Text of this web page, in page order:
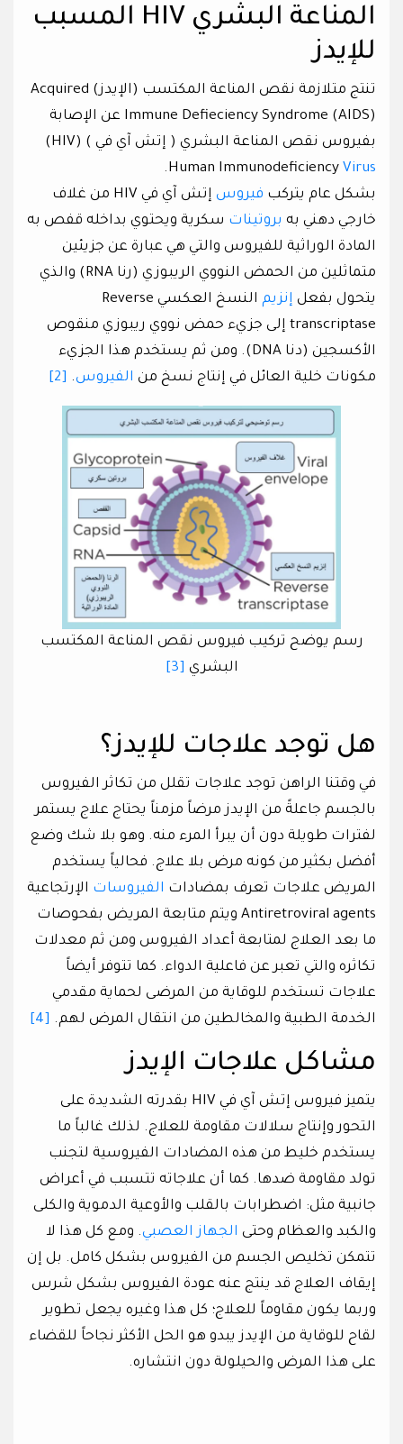
المناعة البشري HIV المسبب
للإيدز
تنتج متلازمة نقص المناعة المكتسب (الإيدز) Acquired
Immune Defieciency Syndrome (AIDS) عن الإصابة
بفيروس نقص المناعة البشري ( إتش آي في ) (HIV)
Human Immunodeficiency Virus
.
بشكل عام يتركب فيروس
إتش آي في HIV من غلاف
خارجي دهني به بروتينات سكرية ويحتوي بداخله قفص به
المادة الوراثية للفيروس والتي هي عبارة عن جزيئين
متماثلين من الحمض النووي الريبوزي (رنا RNA) والذي
يتحول بفعل إنزيم
النسخ العكسي Reverse
transcriptase إلى جزيء حمض نووي ريبوزي منقوص
الأكسجين (دنا DNA). ومن ثم يستخدم هذا الجزيء
مكونات خلية العائل في إنتاج نسخ من الفيروس.
[2]
رسم يوضح تركيب فيروس نقص المناعة المكتسب
البشري [3]
هل توجد علاجات للإيدز؟
في وقتنا الراهن توجد علاجات تقلل من تكاثر الفيروس
بالجسم جاعلةً من الإيدز مرضاً مزمناً يحتاج علاج يستمر
لفترات طويلة دون أن يبرأ المرء منه. وهو بلا شك وضع
أفضل بكثير من كونه مرض بلا علاج. فحالياً يستخدم
المريض علاجات تعرف بمضادات الفيروسات الإرتجاعية
Antiretroviral agents ويتم متابعة المريض بفحوصات
ما بعد العلاج لمتابعة أعداد الفيروس ومن ثم معدلات
تكاثره والتي تعبر عن فاعلية الدواء. كما تتوفر أيضاً
علاجات تستخدم للوقاية من المرضى لحماية مقدمي
الخدمة الطبية والمخالطين من انتقال المرض لهم. [4]
مشاكل علاجات الإيدز
يتميز فيروس إتش آي في HIV بقدرته الشديدة على
التحور وإنتاج سلالات مقاومة للعلاج. لذلك غالباً ما
يستخدم خليط من هذه المضادات الفيروسية لتجنب
تولد مقاومة ضدها. كما أن علاجاته تتسبب في أعراض
جانبية مثل: اضطرابات بالقلب والأوعية الدموية والكلى
والكبد والعظام وحتى الجهاز العصبي. ومع كل هذا لا
تتمكن تخليص الجسم من الفيروس بشكل كامل. بل إن
إيقاف العلاج قد ينتج عنه عودة الفيروس بشكل شرس
وربما يكون مقاوماً للعلاج؛ كل هذا وغيره يجعل تطوير
لقاح للوقاية من الإيدز يبدو هو الحل الأكثر نجاحاً للقضاء
على هذا المرض والحيلولة دون انتشاره.